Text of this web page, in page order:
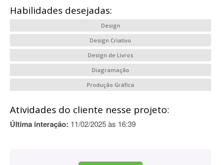
Habilidades desejadas:
Design
Design Criativo
Design de Livros
Diagramação
Produção Gráfica
Atividades do cliente nesse projeto:
Última interação: 11/02/2025 às 16:39